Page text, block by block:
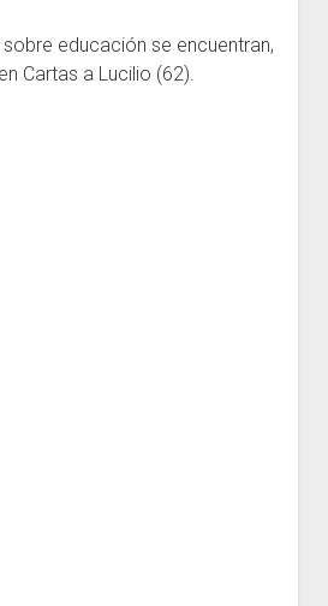
educación se encuentran,
Cartas a Lucilio (62).